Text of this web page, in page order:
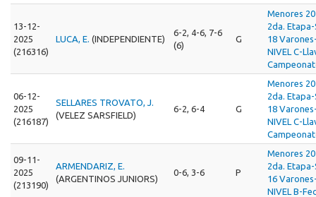
13-12-
2025
(216316)
LUCA, E. (INDEPENDIENTE)
6-2, 4-6, 7-6
(6)
G
Menores
2da.
18
NIVEL C-
06-12-
2025
(216187)
SELLARES TROVATO, J.
(VELEZ SARSFIELD)
6-2, 6-4 G
Menores
2da.
18
NIVEL C-
09-11-
2025
(213190)
ARMENDARIZ, E.
(ARGENTINOS JUNIORS)
0-6, 3-6 P
Menores
2da.
16
NIVEL B-